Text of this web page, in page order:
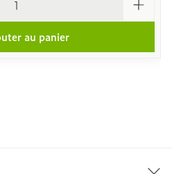
au panier